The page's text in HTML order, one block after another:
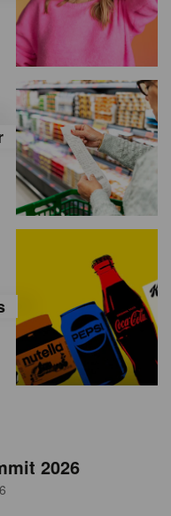
2026